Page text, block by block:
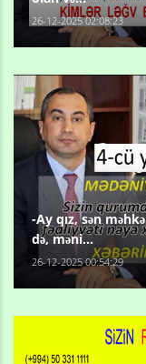
26-12-2025 02:08:23
-Ay qız, sən
də, məni...
26-12-2025 00:54:29